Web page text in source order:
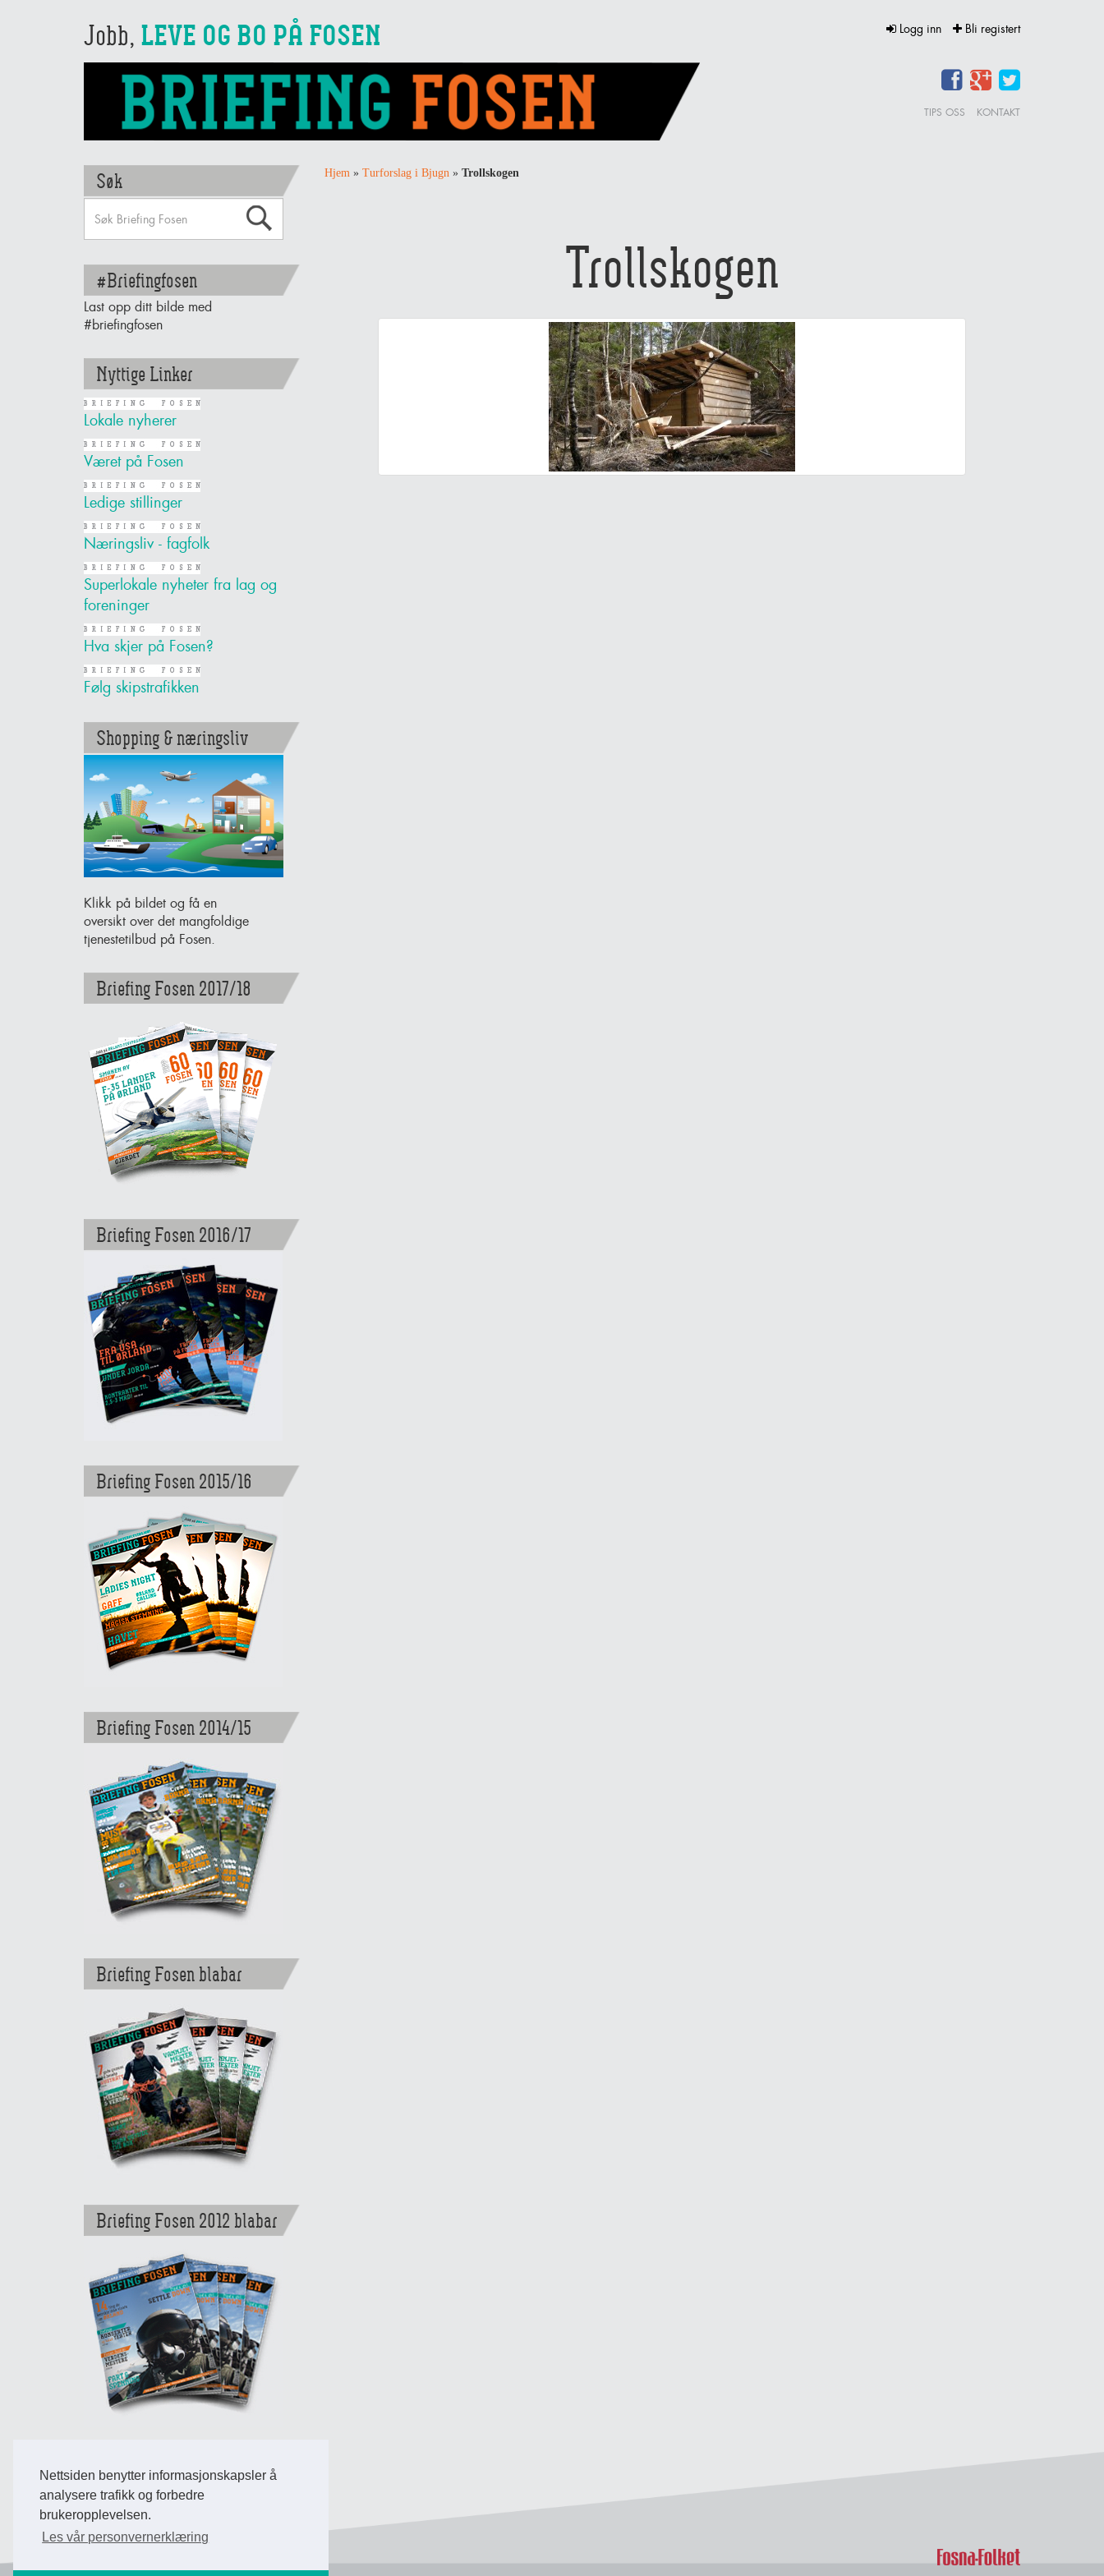
Nettsiden benytter informasjonskapsler å
analysere trafikk og forbedre
brukeropplevelsen.
Les vår personvernerklæring
Jobb, LEVE OG BO PÅ FOSEN Logg inn Bli registert
TIPS OSS KONTAKT
Søk
#Briefingfosen
Last opp ditt bilde med
#briefingfosen
Nyttige Linker
Lokale nyherer
Været på Fosen
Ledige stillinger
Næringsliv - fagfolk
Superlokale nyheter fra lag og
foreninger
Hva skjer på Fosen?
Følg skipstrafikken
Shopping & næringsliv
Klikk på bildet og få en
oversikt over det mangfoldige
tjenestetilbud på Fosen.
Briefing Fosen 2017/18
Briefing Fosen 2016/17
Briefing Fosen 2015/16
Briefing Fosen 2014/15
Briefing Fosen blabar
Briefing Fosen 2012 blabar
Hjem» Turforslag i Bjugn» Trollskogen
Trollskogen
Back to Top